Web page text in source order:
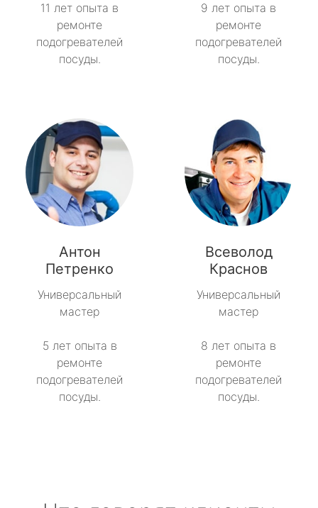
11 лет опыта в
ремонте
подогревателей
посуды.
9 лет опыта в
ремонте
подогревателей
посуды.
Антон
Петренко
Универсальный
мастер
5 лет опыта в
ремонте
подогревателей
посуды.
Всеволод
Краснов
Универсальный
мастер
8 лет опыта в
ремонте
подогревателей
посуды.